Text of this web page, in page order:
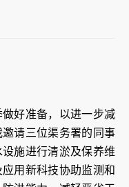
好准备，以进一步减
请三位渠务署的同事
施进行清淤及保养维
用新科技协助监测和